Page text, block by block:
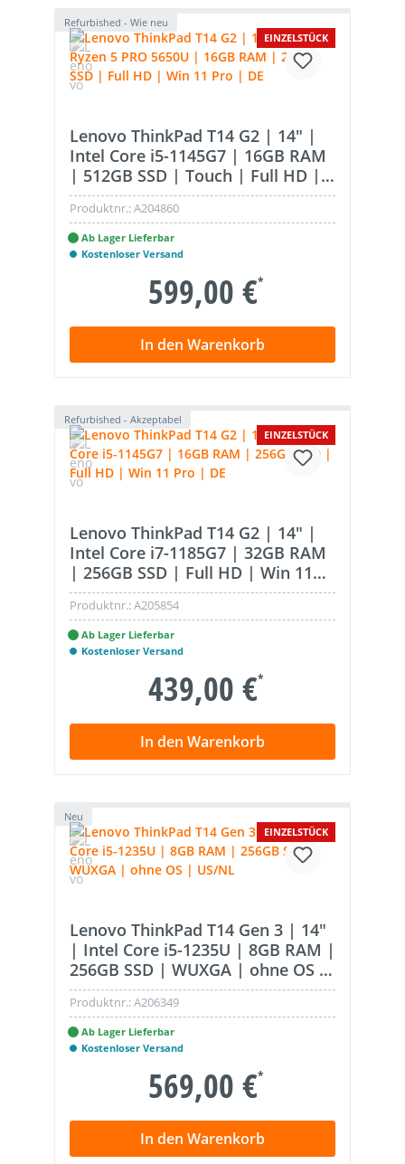
Refurbished - Wie neu
EINZELSTÜCK
Lenovo ThinkPad T14 G2 | 14" |
Intel Core i5-1145G7 | 16GB RAM
| 512GB SSD | Touch | Full HD |
Win 11 Pro | CZE/SLK
Produktnr.:A204860
Ab Lager Lieferbar
Kostenloser Versand
599,00 €*
In den Warenkorb
Refurbished - Akzeptabel
EINZELSTÜCK
Lenovo ThinkPad T14 G2 | 14" |
Intel Core i7-1185G7 | 32GB RAM
| 256GB SSD | Full HD | Win 11
Pro | DE
Produktnr.:A205854
Ab Lager Lieferbar
Kostenloser Versand
439,00 €*
In den Warenkorb
Neu
EINZELSTÜCK
Lenovo ThinkPad T14 Gen 3 | 14"
| Intel Core i5-1235U | 8GB RAM |
256GB SSD | WUXGA | ohne OS |
US/NL
Produktnr.:A206349
Ab Lager Lieferbar
Kostenloser Versand
569,00 €*
In den Warenkorb